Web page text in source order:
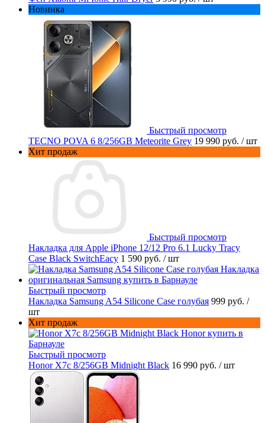
Новинка
Быстрый просмотр
TECNO POVA 6 8/256GB Meteorite Grey 19 990 руб. / шт
Хит продаж
Быстрый просмотр
Накладка для Apple iPhone 12/12 Pro 6.1 Lucky Tracy
Case Black SwitchEacy 1 590 руб. / шт
Быстрый просмотр
Накладка Samsung A54 Silicone Case голубая 999 руб. /
шт
Хит продаж
Быстрый просмотр
Honor X7c 8/256GB Midnight Black 16 990 руб. / шт